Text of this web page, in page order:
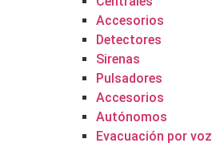
Accesorios
Detectores
Sirenas
Pulsadores
Accesorios
Autónomos
Evacuación por voz